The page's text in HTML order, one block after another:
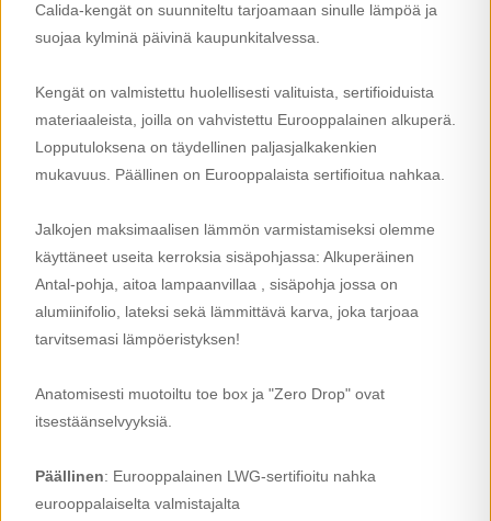
Calida-kengät on suunniteltu tarjoamaan sinulle lämpöä ja
suojaa kylminä päivinä kaupunkitalvessa.
Kengät on valmistettu huolellisesti valituista, sertifioiduista
materiaaleista, joilla on vahvistettu Eurooppalainen alkuperä.
Lopputuloksena on täydellinen paljasjalkakenkien
mukavuus. Päällinen on Eurooppalaista sertifioitua nahkaa.
Jalkojen maksimaalisen lämmön varmistamiseksi olemme
käyttäneet useita kerroksia sisäpohjassa: Alkuperäinen
Antal-pohja, aitoa lampaanvillaa , sisäpohja jossa on
alumiinifolio, lateksi sekä lämmittävä karva, joka tarjoaa
tarvitsemasi lämpöeristyksen!
Anatomisesti muotoiltu toe box ja "Zero Drop" ovat
itsestäänselvyyksiä.
Päällinen: Eurooppalainen LWG-sertifioitu nahka
eurooppalaiselta valmistajalta